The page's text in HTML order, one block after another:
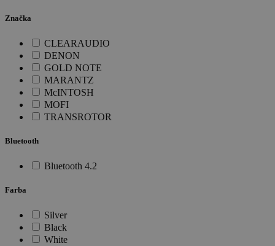
Značka
CLEARAUDIO
DENON
GOLD NOTE
MARANTZ
McINTOSH
MOFI
TRANSROTOR
Bluetooth
Bluetooth 4.2
Farba
Silver
Black
White